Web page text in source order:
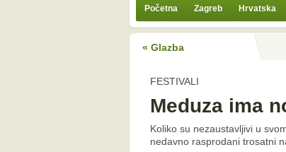
Početna Zagreb Hrvatska
« Glazba
FESTIVALI
Meduza ima
Koliko su nezaustavljivi u
nedavno rasprodani trosatni